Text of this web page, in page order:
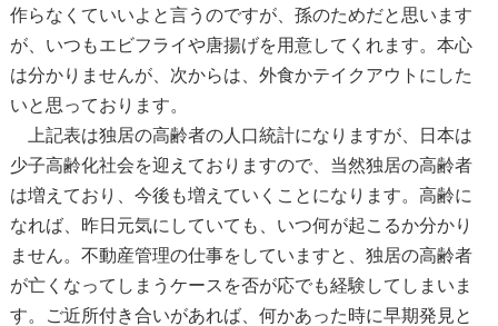
作らなくていいよ と言うのですが、孫のためだと思います
が、いつもエビフライや唐揚げを用意してくれます。本心
は分かりませんが、次からは、外食かテイクアウトにした
いと思っております。
上記表は独居の高齢者の人口統計になりますが、日本は
少子高齢化社会を迎えておりますので、当然独居の高齢者
は増えており、今後も増えていくことになります。高齢に
なれば、昨日元気にしていても、いつ何が起こるか分かり
ません。不動産管理の仕事をしていますと、独居の高齢者
が亡くなってしまうケースを否が応でも経験してしまいま
す。ご近所付き合いがあれば、何かあった時に早期発見と